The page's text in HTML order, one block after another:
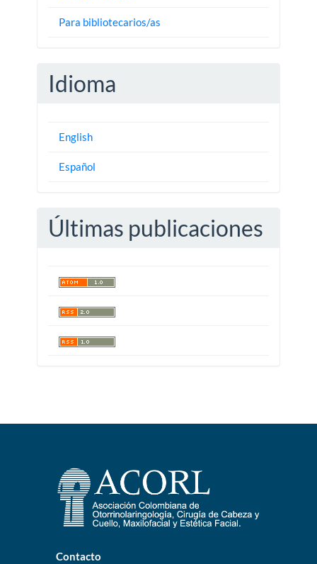
Para bibliotecarios/as
Idioma
English
Español
Últimas publicaciones
Contacto